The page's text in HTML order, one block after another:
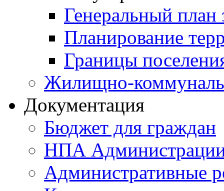
Генеральный план
Планирование
Границы
Жилищно-
Документация
Бюджет для граждан
НПА
Административные